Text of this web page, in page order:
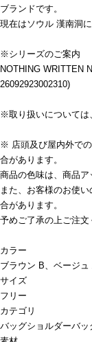
ブランドです。
現在はソウル 漢南洞
※シリーズのご案内
NOTHING WRITTEN
26092923002310)
※取り扱いについては
※ 店頭及び屋内外で
合があります。
商品の色味は、商品ア
また、お客様のお使
合があります。
予めご了承の上ご注文
カラー
ブラウン B、ベージュ
サイズ
フリー
カテゴリ
バッグショルダーバッ